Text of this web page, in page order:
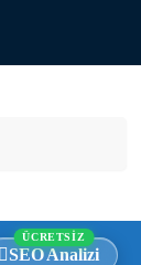
SEO Analizi
ÜCRETSİZ